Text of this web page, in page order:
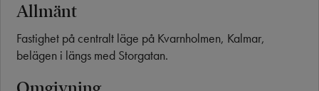
Allmänt
Fastighet på centralt läge på Kvarnholmen, Kalmar,
belägen i längs med Storgatan.